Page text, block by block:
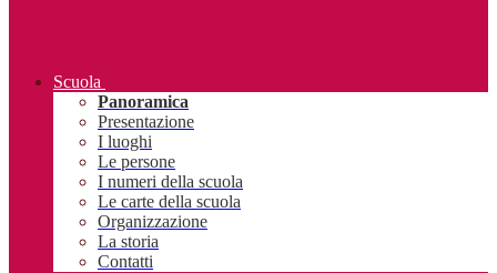
Scuola
Panoramica
Presentazione
I luoghi
Le persone
I numeri della scuola
Le carte della scuola
Organizzazione
La storia
Contatti